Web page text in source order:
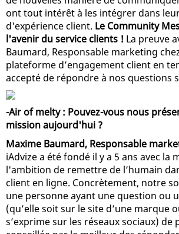
ont tout intérêt à les intégrer dans
d'expérience client. Le Community
l'avenir du service clients ! La preuve
Baumard, Responsable marketing
plateforme d’engagement client en
accepté de répondre à nos questions
-Air of melty : Pouvez-vous nous
mission aujourd'hui ?
Maxime Baumard, Responsable
iAdvize a été fondé il y a 5 ans avec la
l'ambition de remettre de l’humain
client en ligne. Concrètement, notre
une personne ayant une question ou
(qu’elle soit sur le site d’une marque
s’exprime sur les réseaux sociaux) de